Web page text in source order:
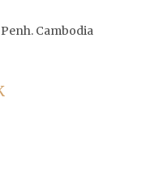
Penh. Cambodia